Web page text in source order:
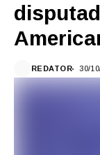
REDATOR 30/